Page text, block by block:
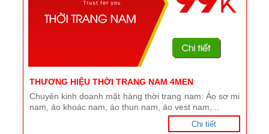
THƯƠNG HIỆU THỜI TRANG NAM 4MEN
Chuyên kinh doanh mặt hàng thời trang nam: Áo sơ mi
nam, áo khoác nam, áo thun nam, áo vest nam,...
Chi tiết